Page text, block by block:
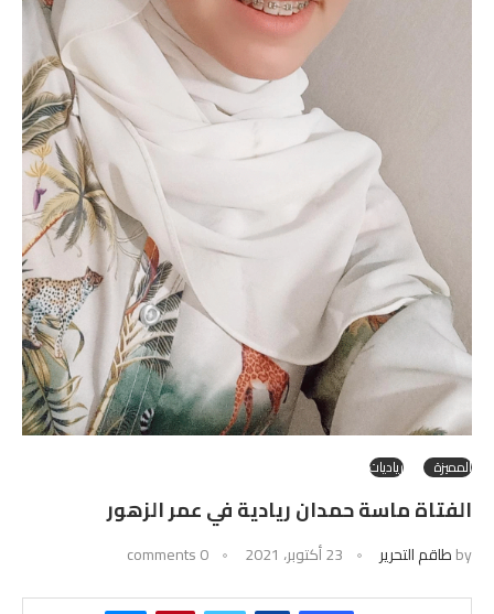
المميزة رياديات
الفتاة ماسة حمدان ريادية في عمر الزهور
byطاقم التحرير 23 أكتوبر، 2021 0 comments